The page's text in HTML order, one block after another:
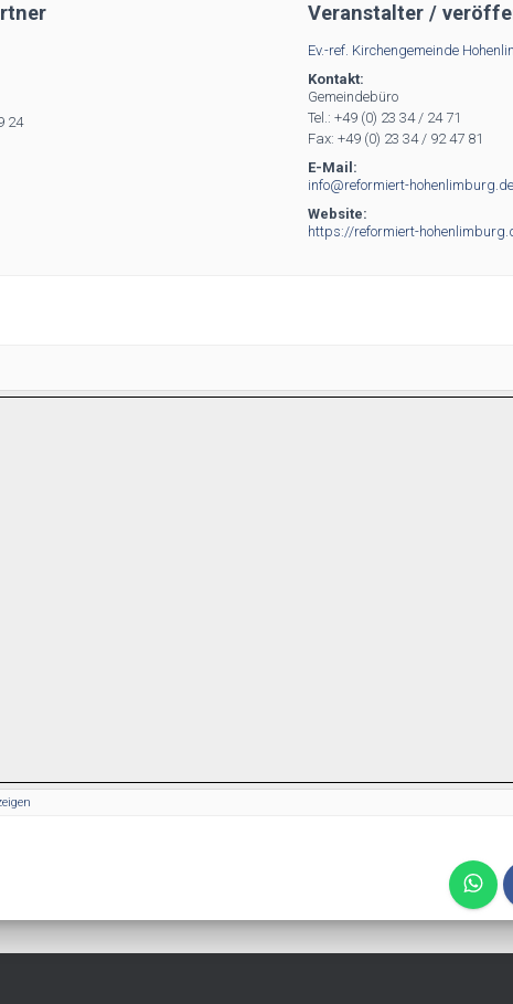
24
Veranstalter /
Ev.-ref. Kirchengemeinde
Kontakt:
Gemeindebüro
Tel.: +49 (0) 23 34 / 24 71
Fax: +49 (0) 23 34 / 92 47 81
E-Mail:
info@reformiert-hohenlimburg.de
Website:
https://reformiert-